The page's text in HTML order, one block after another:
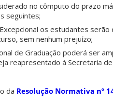
no cômputo do prazo
seguintes;
os estudantes
sem nenhum prejuízo;
de Graduação poderá ser
reapresentado à Secretaria
da Resolução Normativa nº